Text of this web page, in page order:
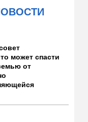
может спасти
от